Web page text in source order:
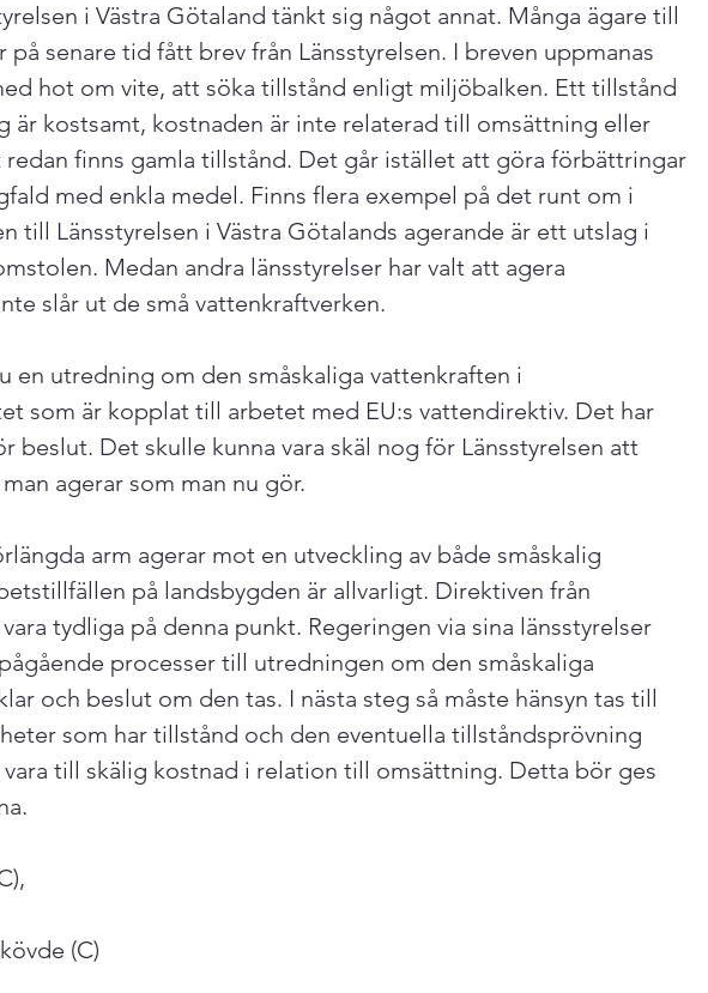
i Västra Götaland tänkt sig något annat. Många ägare till
på senare tid fått brev från Länsstyrelsen. I breven uppmanas
hot om vite, att söka tillstånd enligt miljöbalken. Ett tillstånd
är kostsamt, kostnaden är inte relaterad till omsättning eller
finns gamla tillstånd. Det går istället att göra förbättringar
med enkla medel. Finns flera exempel på det runt om i
till Länsstyrelsen i Västra Götalands agerande är ett utslag i
Medan andra länsstyrelser har valt att agera
slår ut de små vattenkraftverken.
en utredning om den småskaliga vattenkraften i
som är kopplat till arbetet med EU:s vattendirektiv. Det har
beslut. Det skulle kunna vara skäl nog för Länsstyrelsen att
agerar som man nu gör.
arm agerar mot en utveckling av både småskalig
på landsbygden är allvarligt. Direktiven från
tydliga på denna punkt. Regeringen via sina länsstyrelser
processer till utredningen om den småskaliga
och beslut om den tas. I nästa steg så måste hänsyn tas till
som har tillstånd och den eventuella tillståndsprövning
till skälig kostnad i relation till omsättning. Detta bör ges
(C)